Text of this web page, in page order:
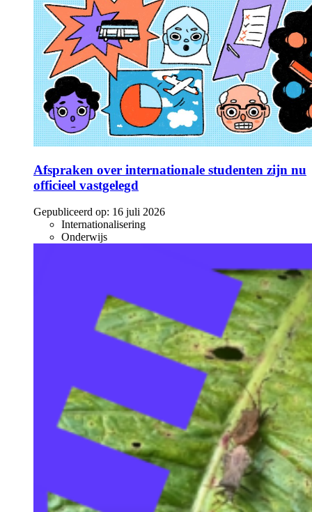
Afspraken over internationale studenten zijn nu
officieel vastgelegd
Gepubliceerd op: 16 juli 2026
Internationalisering
Onderwijs